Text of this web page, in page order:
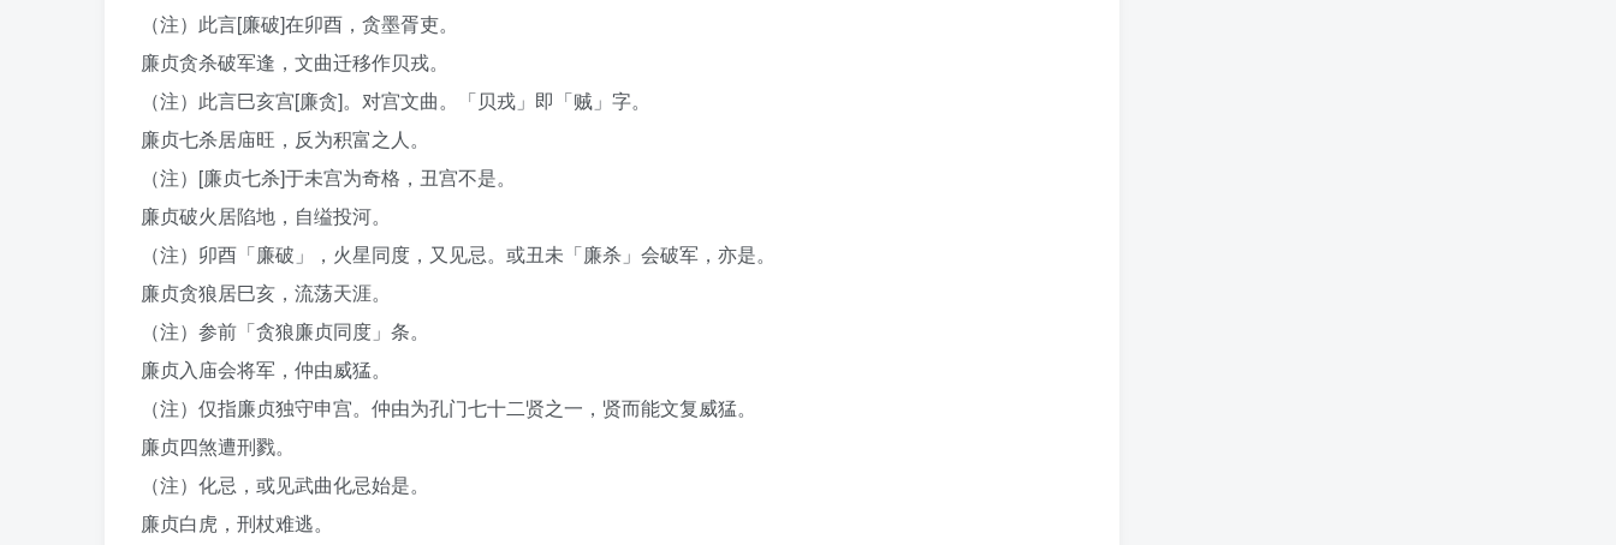
（注）此言[廉破]在卯酉，贪墨胥吏。
廉贞贪杀破军逢，文曲迁移作贝戎。
（注）此言巳亥宫[廉贪]。对宫文曲。「贝戎」即「贼」字。
廉贞七杀居庙旺，反为积富之人。
（注）[廉贞七杀]于未宫为奇格，丑宫不是。
廉贞破火居陷地，自缢投河。
（注）卯酉「廉破」，火星同度，又见忌。或丑未「廉杀」会破军，亦是。
廉贞贪狼居巳亥，流荡天涯。
（注）参前「贪狼廉贞同度」条。
廉贞入庙会将军，仲由威猛。
（注）仅指廉贞独守申宫。仲由为孔门七十二贤之一，贤而能文复威猛。
廉贞四煞遭刑戮。
（注）化忌，或见武曲化忌始是。
廉贞白虎，刑杖难逃。